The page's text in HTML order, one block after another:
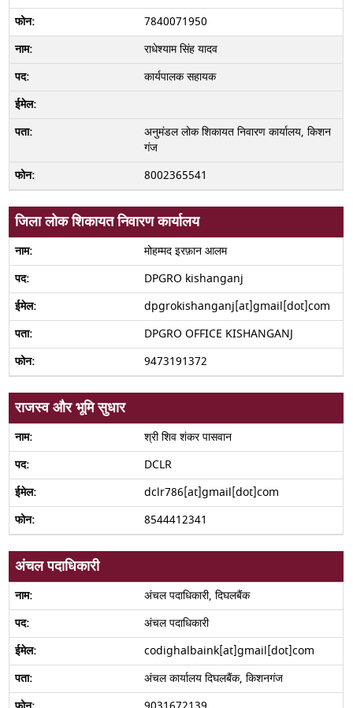
7840071950
राधेश्याम सिंह यादव
कार्यपालक सहायक
अनुमंडल लोक शिकायत निवारण कार्यालय, किशन
गंज
8002365541
जिला लोक शिकायत निवारण कार्यालय
मोहम्मद इरफ़ान आलम
DPGRO kishanganj
dpgrokishanganj[at]gmail[dot]com
DPGRO OFFICE KISHANGANJ
9473191372
राजस्व और भूमि सुधार
श्री शिव शंकर पासवान
DCLR
dclr786[at]gmail[dot]com
8544412341
अंचल पदाधिकारी
अंचल पदाधिकारी, दिघलबैंक
अंचल पदाधिकारी
codighalbaink[at]gmail[dot]com
अंचल कार्यालय दिघलबैंक, किशनगंज